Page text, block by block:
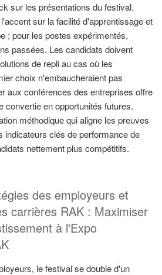
sur les présentations du festival.
sur la facilité d'apprentissage et
; pour les postes expérimentés,
passées. Les candidats doivent
de repli au cas où les
choix n'embaucheraient pas
aux conférences des entreprises offre
convertie en opportunités futures.
méthodique qui aligne les preuves
indicateurs clés de performance de
nettement plus compétitifs.
des employeurs et
carrières RAK : Maximiser
à l'Expo
le festival se double d'un